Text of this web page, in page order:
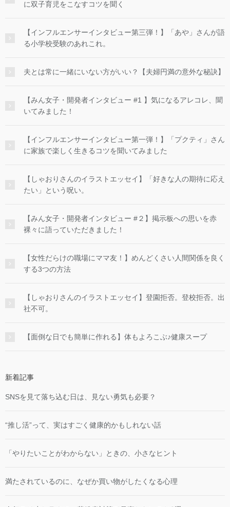
に双子育児をこなすコツを聞く
【インフルエンサーインタビュー第三弾！】「あや」さんが語
る小学校受験のあれこれ。
夫とは常に一緒にいない方がいい？【夫婦円満の意外な秘訣】
【みん女子・開発者インタビュー #1 】気になるアレコレ、聞
いてみました！
【インフルエンサーインタビュー第一弾！】「プクティ」さん
に家族で楽しく生きるコツを聞いてみました
【しゃおりさんのイラストエッセイ】「好きな人の期待に応え
たい」という呪い。
【みん女子・開発者インタビュー #２】掲示板への思いを赤
裸々に語っていただきました！
【女性だらけの職場にママ友！】めんどくさい人間関係を良く
する3つの方法
【しゃおりさんのイラストエッセイ】登園拒否。登校拒否。出
社不可。
【面倒な日でも簡単に作れる】体もよろこぶ♪健康スープ
新着記事
SNSを見て落ち込む日は、見ない勇気も必要？
“推し活”って、実はすごく健康的かもしれない話
「やりたいことがわからない」ときの、小さなヒント
満たされているのに、なぜか買い物がしたくなる心理